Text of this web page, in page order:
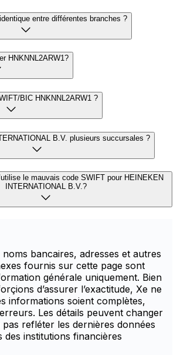
entre différentes branches ?
HNKNNL2ARW1?
BIC HNKNNL2ARW1 ?
B.V. plusieurs succursales ?
le mauvais code SWIFT pour HEINEKEN
INTERNATIONAL B.V.?
bancaires, adresses et autres
fournis sur cette page sont
générale uniquement. Bien
d’assurer l’exactitude, Xe ne
informations soient complètes,
Les détails peuvent changer
refléter les dernières données
des institutions financières